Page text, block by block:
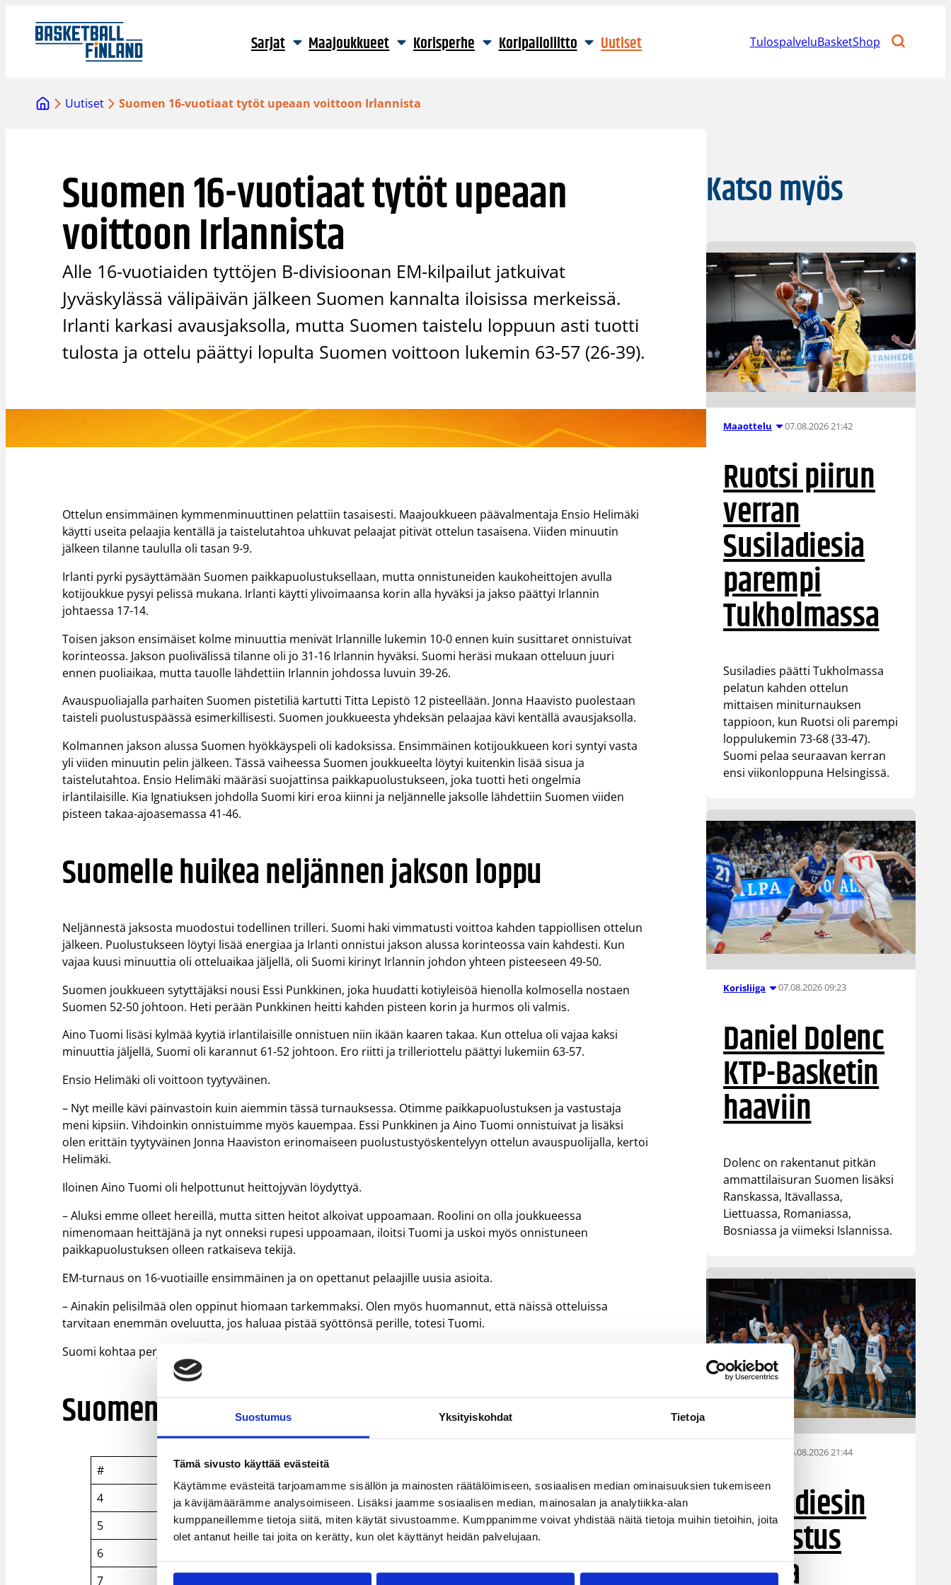
Suostumus Yksityiskohdat Tietoja
Tämä sivusto käyttää evästeitä
Käytämme evästeitä tarjoamamme sisällön ja mainosten räätälöimiseen, sosiaalisen median ominaisuuksien tukemiseen
ja kävijämäärämme analysoimiseen. Lisäksi jaamme sosiaalisen median, mainosalan ja analytiikka-alan
kumppaneillemme tietoja siitä, miten käytät sivustoamme. Kumppanimme voivat yhdistää näitä tietoja muihin tietoihin, joita
olet antanut heille tai joita on kerätty, kun olet käyttänyt heidän palvelujaan.
sisältöön
Sarjat Maajoukkueet Korisperhe Koripalloliitto Uutiset TulospalveluBasketShop
Uutiset Suomen 16-vuotiaat tytöt upeaan voittoon Irlannista
Suomen 16-vuotiaat tytöt upeaan
voittoon Irlannista
Alle 16-vuotiaiden tyttöjen B-divisioonan EM-kilpailut jatkuivat
Jyväskylässä välipäivän jälkeen Suomen kannalta iloisissa merkeissä.
Irlanti karkasi avausjaksolla, mutta Suomen taistelu loppuun asti tuotti
tulosta ja ottelu päättyi lopulta Suomen voittoon lukemin 63-57 (26-39).
Ottelun ensimmäinen kymmenminuuttinen pelattiin tasaisesti. Maajoukkueen päävalmentaja Ensio Helimäki
käytti useita pelaajia kentällä ja taistelutahtoa uhkuvat pelaajat pitivät ottelun tasaisena. Viiden minuutin
jälkeen tilanne taululla oli tasan 9-9.
Irlanti pyrki pysäyttämään Suomen paikkapuolustuksellaan, mutta onnistuneiden kaukoheittojen avulla
kotijoukkue pysyi pelissä mukana. Irlanti käytti ylivoimaansa korin alla hyväksi ja jakso päättyi Irlannin
johtaessa 17-14.
Toisen jakson ensimäiset kolme minuuttia menivät Irlannille lukemin 10-0 ennen kuin susittaret onnistuivat
korinteossa. Jakson puolivälissä tilanne oli jo 31-16 Irlannin hyväksi. Suomi heräsi mukaan otteluun juuri
ennen puoliaikaa, mutta tauolle lähdettiin Irlannin johdossa luvuin 39-26.
Avauspuoliajalla parhaiten Suomen pistetiliä kartutti Titta Lepistö 12 pisteellään. Jonna Haavisto puolestaan
taisteli puolustuspäässä esimerkillisesti. Suomen joukkueesta yhdeksän pelaajaa kävi kentällä avausjaksolla.
Kolmannen jakson alussa Suomen hyökkäyspeli oli kadoksissa. Ensimmäinen kotijoukkueen kori syntyi vasta
yli viiden minuutin pelin jälkeen. Tässä vaiheessa Suomen joukkueelta löytyi kuitenkin lisää sisua ja
taistelutahtoa. Ensio Helimäki määräsi suojattinsa paikkapuolustukseen, joka tuotti heti ongelmia
irlantilaisille. Kia Ignatiuksen johdolla Suomi kiri eroa kiinni ja neljännelle jaksolle lähdettiin Suomen viiden
pisteen takaa-ajoasemassa 41-46.
Suomelle huikea neljännen jakson loppu
Neljännestä jaksosta muodostui todellinen trilleri. Suomi haki vimmatusti voittoa kahden tappiollisen ottelun
jälkeen. Puolustukseen löytyi lisää energiaa ja Irlanti onnistui jakson alussa korinteossa vain kahdesti. Kun
vajaa kuusi minuuttia oli otteluaikaa jäljellä, oli Suomi kirinyt Irlannin johdon yhteen pisteeseen 49-50.
Suomen joukkueen sytyttäjäksi nousi Essi Punkkinen, joka huudatti kotiyleisöä hienolla kolmosella nostaen
Suomen 52-50 johtoon. Heti perään Punkkinen heitti kahden pisteen korin ja hurmos oli valmis.
Aino Tuomi lisäsi kylmää kyytiä irlantilaisille onnistuen niin ikään kaaren takaa. Kun ottelua oli vajaa kaksi
minuuttia jäljellä, Suomi oli karannut 61-52 johtoon. Ero riitti ja trilleriottelu päättyi lukemiin 63-57.
Ensio Helimäki oli voittoon tyytyväinen.
– Nyt meille kävi päinvastoin kuin aiemmin tässä turnauksessa. Otimme paikkapuolustuksen ja vastustaja
meni kipsiin. Vihdoinkin onnistuimme myös kauempaa. Essi Punkkinen ja Aino Tuomi onnistuivat ja lisäksi
olen erittäin tyytyväinen Jonna Haaviston erinomaiseen puolustustyöskentelyyn ottelun avauspuolijalla, kertoi
Helimäki.
Iloinen Aino Tuomi oli helpottunut heittojyvän löydyttyä.
– Aluksi emme olleet hereillä, mutta sitten heitot alkoivat uppoamaan. Roolini on olla joukkueessa
nimenomaan heittäjänä ja nyt onneksi rupesi uppoamaan, iloitsi Tuomi ja uskoi myös onnistuneen
paikkapuolustuksen olleen ratkaiseva tekijä.
EM-turnaus on 16-vuotiaille ensimmäinen ja on opettanut pelaajille uusia asioita.
– Ainakin pelisilmää olen oppinut hiomaan tarkemmaksi. Olen myös huomannut, että näissä otteluissa
tarvitaan enemmän oveluutta, jos haluaa pistää syöttönsä perille, totesi Tuomi.
Suomi kohtaa perjantaina Islannin Hipposhallissa klo 19:00.
Suomen pisteet ja levypallot
#
Nimi
4
Piia Riekko 0/1
5
Jutta Jortikka 5/3
6
7
Katso myös
Maaottelu 07.08.2026 21:42
Ruotsi piirun
verran
Susiladiesia
parempi
Tukholmassa
Susiladies päätti Tukholmassa
pelatun kahden ottelun
mittaisen miniturnauksen
tappioon, kun Ruotsi oli parempi
loppulukemin 73-68 (33-47).
Suomi pelaa seuraavan kerran
ensi viikonloppuna Helsingissä.
Korisliiga 07.08.2026 09:23
Daniel Dolenc
KTP-Basketin
haaviin
Dolenc on rakentanut pitkän
ammattilaisuran Suomen lisäksi
Ranskassa, Itävallassa,
Liettuassa, Romaniassa,
Bosniassa ja viimeksi Islannissa.
06.08.2026 21:44
Susiladiesin
puolustus
rautaa